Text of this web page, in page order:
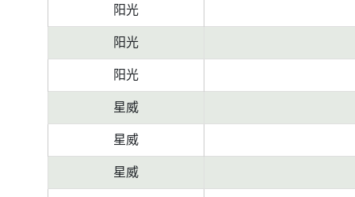
阳光
阳光
阳光
星威
星威
星威